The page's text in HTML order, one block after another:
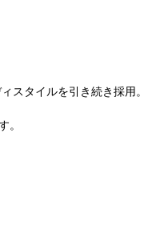
スタイルを引き続き採用。
。